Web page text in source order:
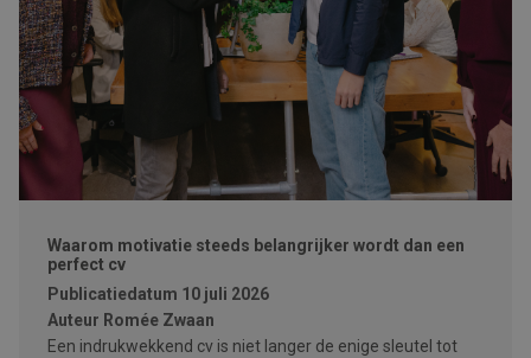
Waarom motivatie steeds belangrijker wordt dan een
perfect cv
Publicatiedatum 10 juli 2026
Auteur Romée Zwaan
Een indrukwekkend cv is niet langer de enige sleutel tot